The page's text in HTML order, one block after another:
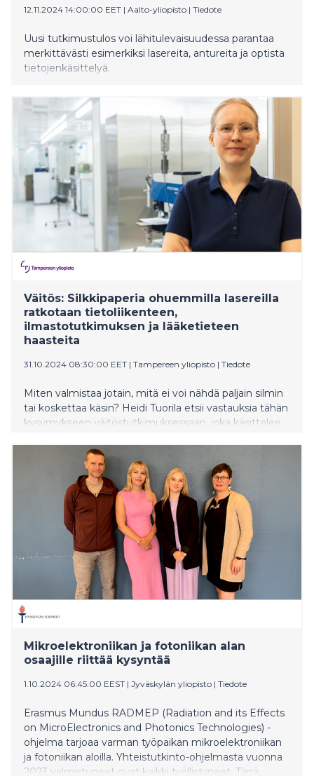
12.11.2024 14:00:00 EET | Aalto-yliopisto | Tiedote
Uusi tutkimustulos voi lähitulevaisuudessa parantaa
merkittävästi esimerkiksi lasereita, antureita ja optista
tietojenkäsittelyä.
Väitös: Silkkipaperia ohuemmilla lasereilla
ratkotaan tietoliikenteen,
ilmastotutkimuksen ja lääketieteen
haasteita
31.10.2024 08:30:00 EET | Tampereen yliopisto | Tiedote
Miten valmistaa jotain, mitä ei voi nähdä paljain silmin
tai koskettaa käsin? Heidi Tuorila etsii vastauksia tähän
kysymykseen väitöstutkimuksessaan, joka käsittelee
valmistusmenetelmiä. Näillä hädin tuskin paljaalla
silmällä näkyvillä siruilla voidaan luoda uuden
sukupolven monikäyttöisiä valoa hyödyntäviä
puolijohdepiirejä. Siruja voidaan käyttää esimerkiksi
älykelloissa ja datakeskuksissa, mutta niitä on vaikea
valmistaa.
Mikroelektroniikan ja fotoniikan alan
osaajille riittää kysyntää
1.10.2024 06:45:00 EEST | Jyväskylän yliopisto | Tiedote
Erasmus Mundus RADMEP (Radiation and its Effects
on MicroElectronics and Photonics Technologies) -
ohjelma tarjoaa varman työpaikan mikroelektroniikan
ja fotoniikan aloilla. Yhteistutkinto-ohjelmasta vuonna
2023 valmistuneet ovat kaikki työllistyneet. Tänä